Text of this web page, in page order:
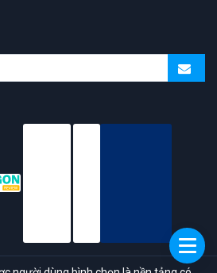
người dùng bình chọn là nền tảng có